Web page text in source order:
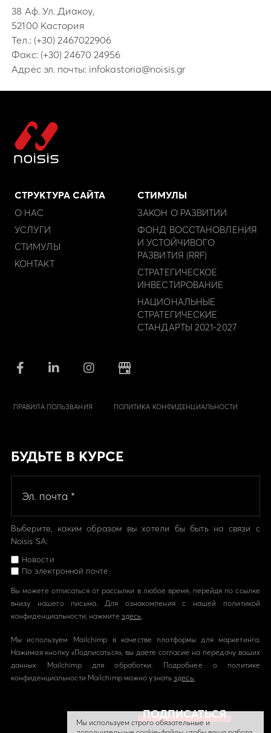
38 Аф. Ул. Диакоу,
52100 Кастория
Тел.: (+30) 2467022906
Факс: (+30) 24670 24956
Адрес эл. почты: infokastoria@noisis.gr
СТРУКТУРА САЙТА
О НАС
УСЛУГИ
СТИМУЛЫ
КОНТАКТ
СТИМУЛЫ
ЗАКОН О РАЗВИТИИ
ФОНД ВОССТАНОВЛЕНИЯ
И УСТОЙЧИВОГО
РАЗВИТИЯ (RRF)
СТРАТЕГИЧЕСКОЕ
ИНВЕСТИРОВАНИЕ
НАЦИОНАЛЬНЫЕ
СТРАТЕГИЧЕСКИЕ
СТАНДАРТЫ 2021-2027
ПРАВИЛА ПОЛЬЗВАНИЯ ПОЛИТИКА КОНФИДЕНЦИАЛЬНОСТИ
БУДЬТЕ В КУРСЕ
Выберите, каким образом вы хотели бы быть на связи с
Noisis SA:
Новости
По электронной почте
Вы можете отписаться от рассылки в любое время, перейдя по ссылке
внизу нашего письма. Для ознакомления с нашей политикой
конфиденциальности, нажмите здесь
Мы используем Mailchimp в качестве платформы для маркетинга.
Нажимая кнопку «Подписаться», вы даете согласие на передачу ваших
данных Mailchimp для обработки. Подробнее о политике
конфиденциальности Mailchimp можно узнать здесь.
Мы используем строго обязательные и